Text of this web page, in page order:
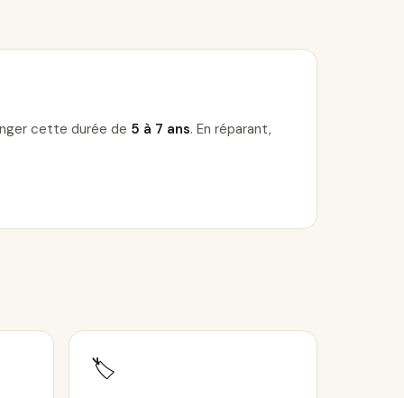
cette durée de 5 à 7 ans. En réparant,
🏷️